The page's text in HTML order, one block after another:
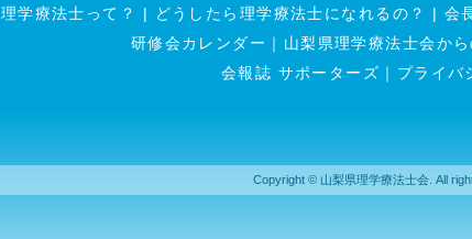
理学療法士って？ | どうしたら理学療法士になれるの？ | 会
研修会カレンダー ｜ 山梨県理学療法士会か
会報誌 サポーターズ ｜ プライバ
Copyright © 山梨県理学療法士会. All